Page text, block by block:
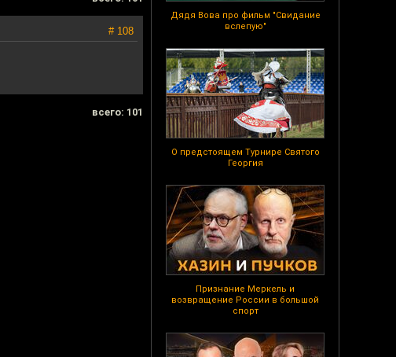
Дядя Вова про фильм "Свидание
вслепую"
О предстоящем Турнире Святого
Георгия
Признание Меркель и
возвращение России в большой
спорт
# 108
всего: 101